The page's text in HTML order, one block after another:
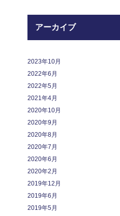
アーカイブ
2023年10月
2022年6月
2022年5月
2021年4月
2020年10月
2020年9月
2020年8月
2020年7月
2020年6月
2020年2月
2019年12月
2019年6月
2019年5月